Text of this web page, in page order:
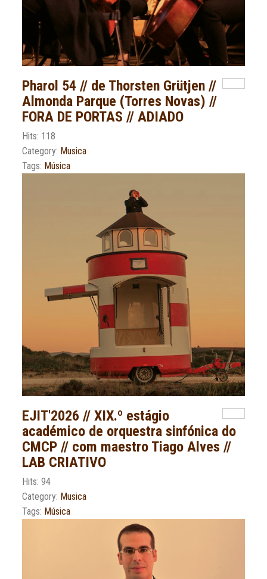
Pharol 54 // de Thorsten Grütjen //
Almonda Parque (Torres Novas) //
FORA DE PORTAS // ADIADO
Hits: 118
Category: Musica
Tags: Música
EJIT'2026 // XIX.º estágio
académico de orquestra sinfónica do
CMCP // com maestro Tiago Alves //
LAB CRIATIVO
Hits: 94
Category: Musica
Tags: Música